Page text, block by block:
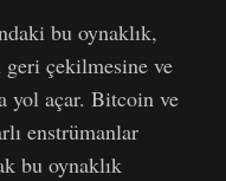
bu oynaklık,
geri çekilmesine ve
yol açar. Bitcoin ve
enstrümanlar
bu oynaklık